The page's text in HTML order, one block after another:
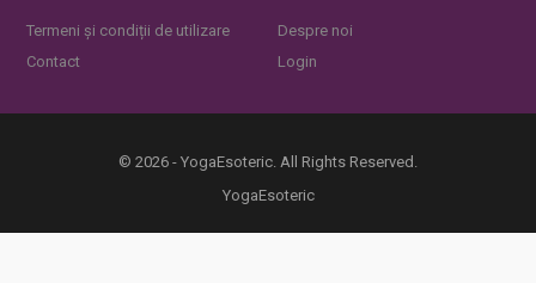
Termeni și condiții de utilizare
Contact
Despre noi
Login
© 2026 - YogaEsoteric. All Rights Reserved.
YogaEsoteric